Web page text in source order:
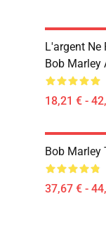
L'argent Ne
Bob Marley
18,21 € -
Bob Marley
37,67 € -